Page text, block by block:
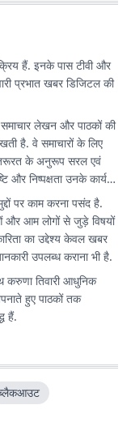
हैं. इनके पास टीवी और
प्रभात खबर डिजिटल की
लेखन और पाठकों की
है. वे समाचारों के लिए
जरूरत के अनुरूप सरल एवं
और निष्पक्षता उनके कार्य
पर काम करना पसंद है.
और आम लोगों से जुड़े विषयों
का उद्देश्य केवल खबर
उपलब्ध कराना भी है.
तिवारी आधुनिक
हुए पाठकों तक
हैं.